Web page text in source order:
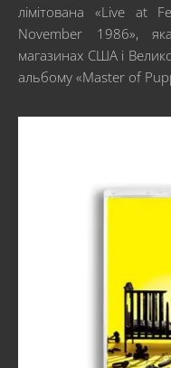
лімітована «Live at
November 1986»,
магазинах США і
альбому «Master of